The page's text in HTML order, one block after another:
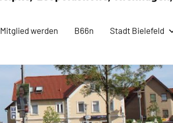
Mitglied werden B66n Stadt Bielefeld